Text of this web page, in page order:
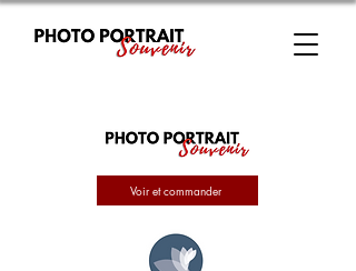
Voir et commander